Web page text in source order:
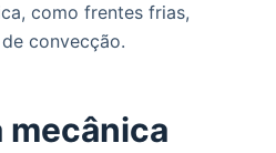
como frentes frias,
convecção.
mecânica